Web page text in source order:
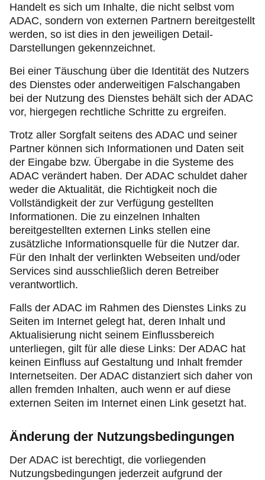
Handelt es sich um Inhalte, die nicht selbst vom
ADAC, sondern von externen Partnern bereitgestellt
werden, so ist dies in den jeweiligen Detail-
Darstellungen gekennzeichnet.
Bei einer Täuschung über die Identität des Nutzers
des Dienstes oder anderweitigen Falschangaben
bei der Nutzung des Dienstes behält sich der ADAC
vor, hiergegen rechtliche Schritte zu ergreifen.
Trotz aller Sorgfalt seitens des ADAC und seiner
Partner können sich Informationen und Daten seit
der Eingabe bzw. Übergabe in die Systeme des
ADAC verändert haben. Der ADAC schuldet daher
weder die Aktualität, die Richtigkeit noch die
Vollständigkeit der zur Verfügung gestellten
Informationen. Die zu einzelnen Inhalten
bereitgestellten externen Links stellen eine
zusätzliche Informationsquelle für die Nutzer dar.
Für den Inhalt der verlinkten Webseiten und/oder
Services sind ausschließlich deren Betreiber
verantwortlich.
Falls der ADAC im Rahmen des Dienstes Links zu
Seiten im Internet gelegt hat, deren Inhalt und
Aktualisierung nicht seinem Einflussbereich
unterliegen, gilt für alle diese Links: Der ADAC hat
keinen Einfluss auf Gestaltung und Inhalt fremder
Internetseiten. Der ADAC distanziert sich daher von
allen fremden Inhalten, auch wenn er auf diese
externen Seiten im Internet einen Link gesetzt hat.
Änderung der Nutzungsbedingungen
Der ADAC ist berechtigt, die vorliegenden
Nutzungsbedingungen jederzeit aufgrund der